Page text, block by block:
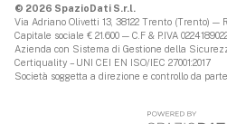
© 2026 SpazioDati S.r.l.
Via Adriano Olivetti 13, 38122 Trento (Trento) —
Capitale sociale € 21.600 — C.F & P.IVA
Azienda con Sistema di Gestione della
Certiquality – UNI CEI EN ISO/IEC 27001:2017
Società soggetta a direzione e controllo da